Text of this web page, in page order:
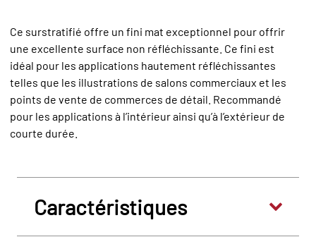
Ce surstratifié offre un fini mat exceptionnel pour offrir
une excellente surface non réfléchissante. Ce fini est
idéal pour les applications hautement réfléchissantes
telles que les illustrations de salons commerciaux et les
points de vente de commerces de détail. Recommandé
pour les applications à l’intérieur ainsi qu’à l’extérieur de
courte durée.
Caractéristiques